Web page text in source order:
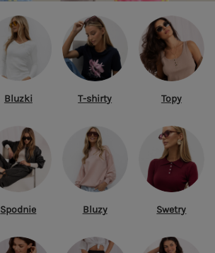
Bluzki T-shirty Topy
Spodnie Bluzy Swetry